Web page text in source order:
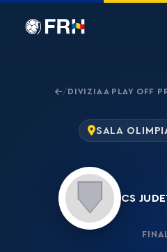
/DIVIZIA A PLAY OFF
SALA
CS